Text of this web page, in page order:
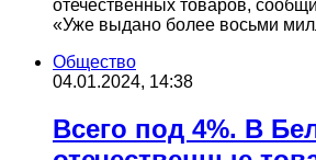
отечественных товаров,
«Уже выдано более восьми
Общество
04.01.2024, 14:38
Всего под 4%. В